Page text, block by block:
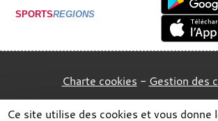
SPORTSREGIONS
Charte cookies Gestion des
Ce site utilise des cookies et vous donne